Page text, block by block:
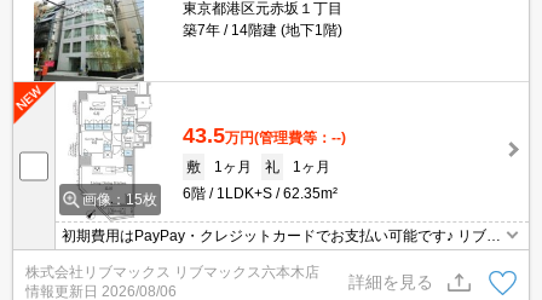
東京都港区元赤坂１丁目
築7年
14階建 (地下1階)
画像：15枚
43.5万円(管理費等：--)
敷
1ヶ月 礼
1ヶ月
6階
1LDK+S 62.35m²
初期費用はPayPay・クレジットカードでお支払い可能です♪ リブマ
ックスなら仲介手数料が賃料の55％でお得です♪ 沿線や近隣エリア
の物件もまとめてご紹介いたします。ぜひお問合せ下さい☆
株式会社リブマックス リブマックス六本木店
情報更新日 2026/08/06
詳細を見る